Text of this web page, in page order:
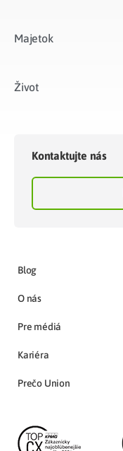
Majetok​
Život​
Kontaktujte nás
Blog
O nás
Pre médiá
Kariéra
Prečo Union